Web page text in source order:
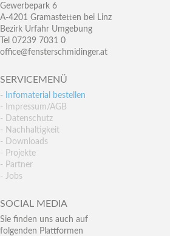
Gewerbepark 6
A-4201 Gramastetten bei Linz
Bezirk Urfahr Umgebung
Tel 07239 7031 0
office@fensterschmidinger.at
SERVICEMENÜ
- Infomaterial bestellen
- Impressum/AGB
- Datenschutz
- Nachhaltigkeit
- Downloads
- Projekte
- Partner
- Jobs
SOCIAL MEDIA
Sie finden uns auch auf
folgenden Plattformen